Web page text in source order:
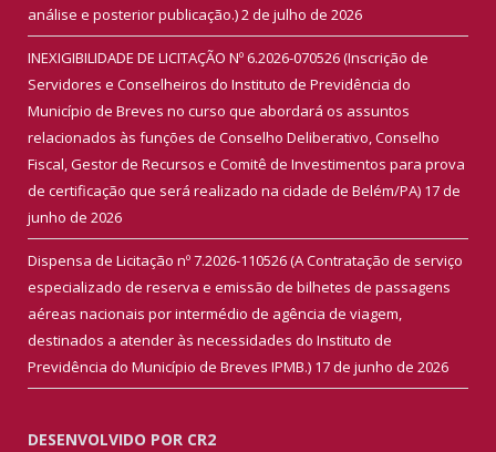
análise e posterior publicação.)2 de julho de 2026
INEXIGIBILIDADE DE LICITAÇÃO Nº 6.2026-070526 (Inscrição de
Servidores e Conselheiros do Instituto de Previdência do
Município de Breves no curso que abordará os assuntos
relacionados às funções de Conselho Deliberativo, Conselho
Fiscal, Gestor de Recursos e Comitê de Investimentos para prova
de certificação que será realizado na cidade de Belém/PA) 17 de
junho de 2026
Dispensa de Licitação nº 7.2026-110526 (A Contratação de serviço
especializado de reserva e emissão de bilhetes de passagens
aéreas nacionais por intermédio de agência de viagem,
destinados a atender às necessidades do Instituto de
Previdência do Município de Breves IPMB.) 17 de junho de 2026
DESENVOLVIDO POR CR2